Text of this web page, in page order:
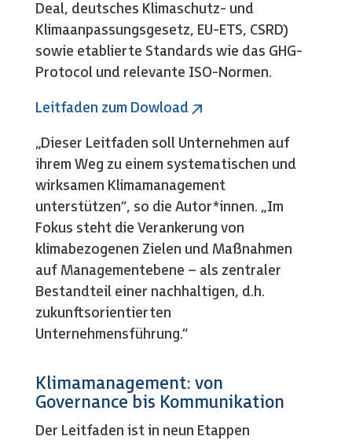
Deal, deutsches Klimaschutz- und
Klimaanpassungsgesetz, EU-ETS, CSRD)
sowie etablierte Standards wie das GHG-
Protocol und relevante ISO-Normen.
Leitfaden zum Dowload
„Dieser Leitfaden soll Unternehmen auf
ihrem Weg zu einem systematischen und
wirksamen Klimamanagement
unterstützen“, so die Autor*innen. „Im
Fokus steht die Verankerung von
klimabezogenen Zielen und Maßnahmen
auf Managementebene – als zentraler
Bestandteil einer nachhaltigen, d.h.
zukunftsorientierten
Unternehmensführung.“
Klimamanagement: von
Governance bis Kommunikation
Der Leitfaden ist in neun Etappen